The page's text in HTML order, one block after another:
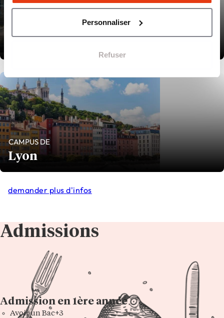
Personnaliser
Refuser
CAMPUS DE
Lyon
demander plus d'infos
Admissions
Admission en 1ère année
Avoir un Bac+3